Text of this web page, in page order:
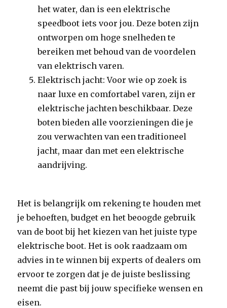
het water, dan is een elektrische
speedboot iets voor jou. Deze boten zijn
ontworpen om hoge snelheden te
bereiken met behoud van de voordelen
van elektrisch varen.
Elektrisch jacht: Voor wie op zoek is
naar luxe en comfortabel varen, zijn er
elektrische jachten beschikbaar. Deze
boten bieden alle voorzieningen die je
zou verwachten van een traditioneel
jacht, maar dan met een elektrische
aandrijving.
Het is belangrijk om rekening te houden met
je behoeften, budget en het beoogde gebruik
van de boot bij het kiezen van het juiste type
elektrische boot. Het is ook raadzaam om
advies in te winnen bij experts of dealers om
ervoor te zorgen dat je de juiste beslissing
neemt die past bij jouw specifieke wensen en
eisen.